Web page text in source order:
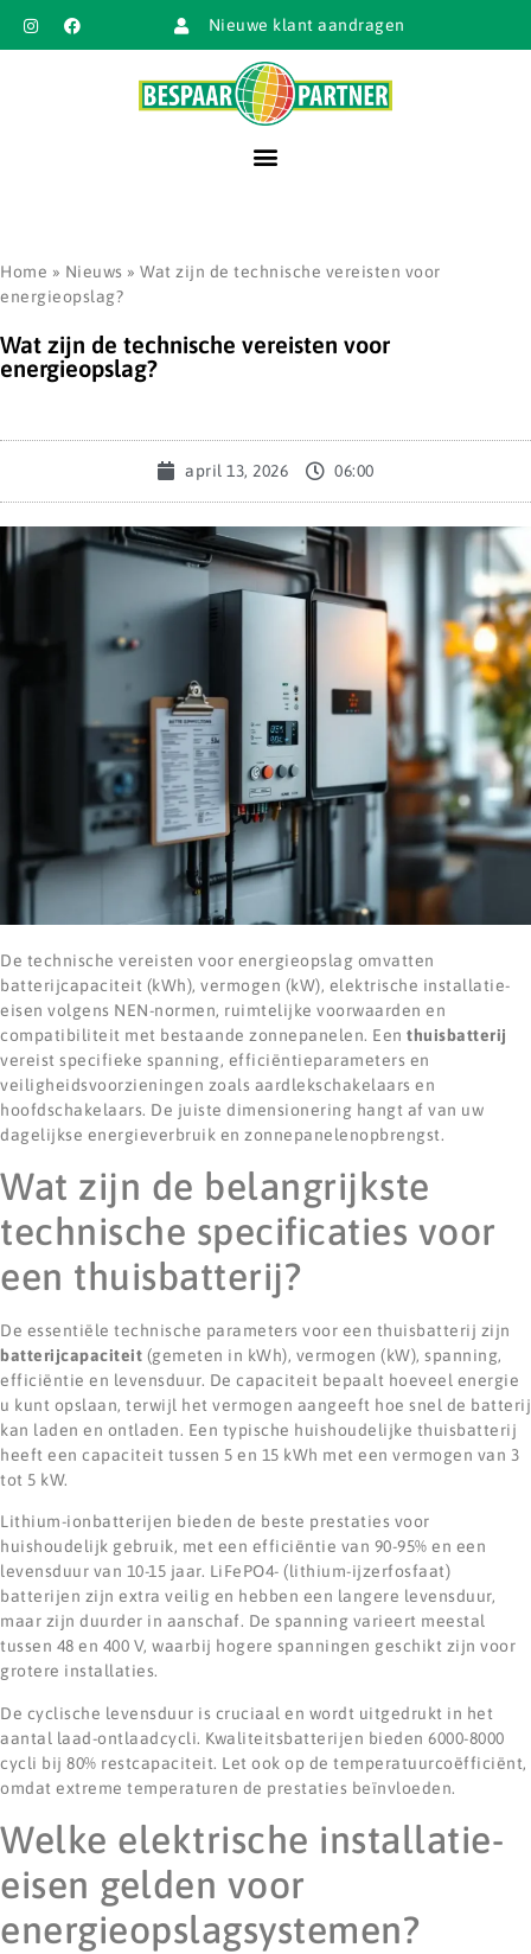
Nieuwe klant aandragen
Home » Nieuws » Wat zijn de technische vereisten voor
energieopslag?
Wat zijn de technische vereisten voor
energieopslag?
april 13, 2026 06:00
De technische vereisten voor energieopslag omvatten
batterijcapaciteit (kWh), vermogen (kW), elektrische installatie-
eisen volgens NEN-normen, ruimtelijke voorwaarden en
compatibiliteit met bestaande zonnepanelen. Een thuisbatterij
vereist specifieke spanning, efficiëntieparameters en
veiligheidsvoorzieningen zoals aardlekschakelaars en
hoofdschakelaars. De juiste dimensionering hangt af van uw
dagelijkse energieverbruik en zonnepanelenopbrengst.
Wat zijn de belangrijkste
technische specificaties voor
een thuisbatterij?
De essentiële technische parameters voor een thuisbatterij zijn
batterijcapaciteit (gemeten in kWh), vermogen (kW), spanning,
efficiëntie en levensduur. De capaciteit bepaalt hoeveel energie
u kunt opslaan, terwijl het vermogen aangeeft hoe snel de batterij
kan laden en ontladen. Een typische huishoudelijke thuisbatterij
heeft een capaciteit tussen 5 en 15 kWh met een vermogen van 3
tot 5 kW.
Lithium-ionbatterijen bieden de beste prestaties voor
huishoudelijk gebruik, met een efficiëntie van 90-95% en een
levensduur van 10-15 jaar. LiFePO4- (lithium-ijzerfosfaat)
batterijen zijn extra veilig en hebben een langere levensduur,
maar zijn duurder in aanschaf. De spanning varieert meestal
tussen 48 en 400 V, waarbij hogere spanningen geschikt zijn voor
grotere installaties.
De cyclische levensduur is cruciaal en wordt uitgedrukt in het
aantal laad-ontlaadcycli. Kwaliteitsbatterijen bieden 6000-8000
cycli bij 80% restcapaciteit. Let ook op de temperatuurcoëfficiënt,
omdat extreme temperaturen de prestaties beïnvloeden.
Welke elektrische installatie-
eisen gelden voor
energieopslagsystemen?